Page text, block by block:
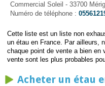
Commercial Soleil - 33700
Numéro de téléphone :
Cette liste est un liste non
un étau en France. Par ailleurs,
chaque point de vente a bien
vente sont les plus probables
Acheter un étau